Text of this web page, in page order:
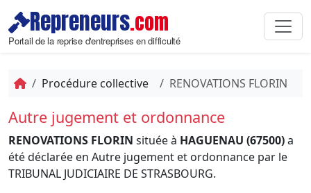
Repreneurs.com
Portail de la reprise d'entreprises en difficulté
Procédure collective RENOVATIONS FLORIN
Autre jugement et ordonnance
RENOVATIONS FLORIN située à HAGUENAU (67500)a
été déclarée en Autre jugement et ordonnance par le
TRIBUNAL JUDICIAIRE DE STRASBOURG.